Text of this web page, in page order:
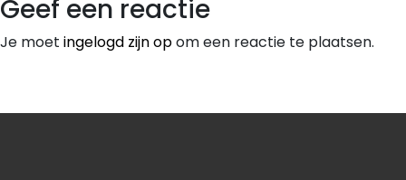
Geef een reactie
Je moet ingelogd zijn opom een reactie te plaatsen.